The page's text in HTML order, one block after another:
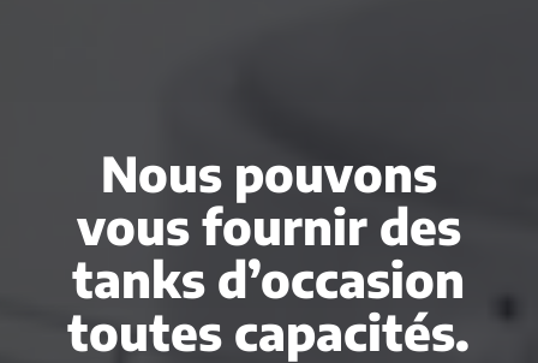
Nous pouvons
vous fournir des
tanks d’occasion
toutes capacités.